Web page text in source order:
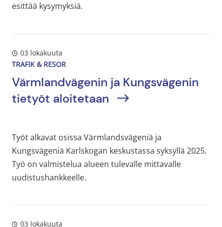
esittää kysymyksiä.
03 lokakuuta
TRAFIK & RESOR
Värmlandvägenin ja Kungsvägenin
tietyöt aloitetaan
Työt alkavat osissa Värmlandsvägeniä ja
Kungsvägeniä Karlskogan keskustassa syksyllä 2025.
Työ on valmistelua alueen tulevalle mittavalle
uudistushankkeelle.
03 lokakuuta